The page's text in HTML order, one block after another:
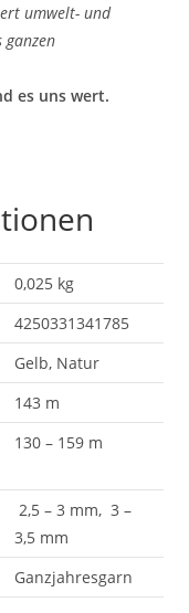
umwelt- und
ganzen
es uns wert.
0,025 kg
4250331341785
Gelb, Natur
143 m
130 – 159 m
2,5 – 3 mm, 3 –
3,5 mm
Ganzjahresgarn